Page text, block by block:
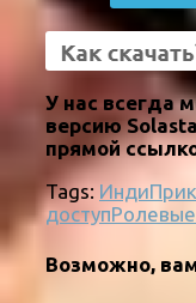
У нас всегда
версию
прямой
Tags: Инди
доступ
Возможно,